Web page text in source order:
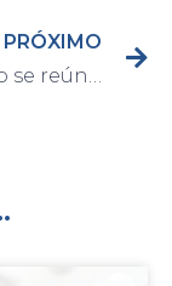
PRÓXIMO